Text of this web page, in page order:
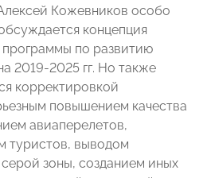
Кожевников особо
концепция
по развитию
2019-2025 гг. Но также
корректировкой
повышением качества
авиаперелетов,
туристов, выводом
зоны, созданием иных